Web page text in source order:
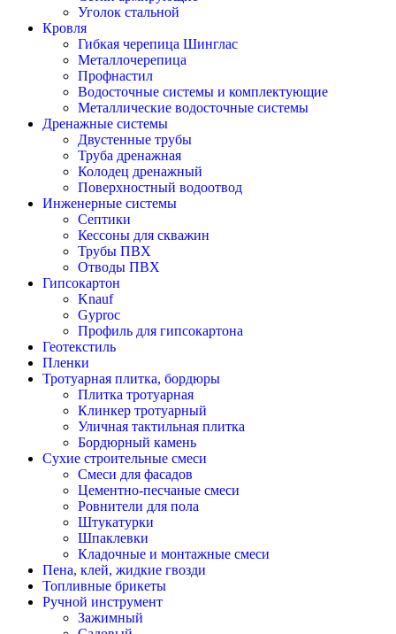
Уголок стальной
Кровля
Гибкая черепица Шинглас
Металлочерепица
Профнастил
Водосточные системы и комплектующие
Металлические водосточные системы
Дренажные системы
Двустенные трубы
Труба дренажная
Колодец дренажный
Поверхностный водоотвод
Инженерные системы
Септики
Кессоны для скважин
Трубы ПВХ
Отводы ПВХ
Гипсокартон
Knauf
Gyproc
Профиль для гипсокартона
Геотекстиль
Пленки
Тротуарная плитка, бордюры
Плитка тротуарная
Клинкер тротуарный
Уличная тактильная плитка
Бордюрный камень
Сухие строительные смеси
Смеси для фасадов
Цементно-песчаные смеси
Ровнители для пола
Штукатурки
Шпаклевки
Кладочные и монтажные смеси
Пена, клей, жидкие гвозди
Топливные брикеты
Ручной инструмент
Зажимный